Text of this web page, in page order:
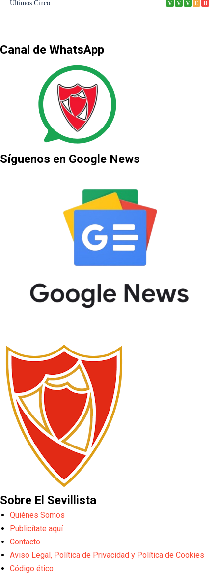
Canal de WhatsApp
Síguenos en Google News
Sobre El Sevillista
Quiénes Somos
Publicítate aquí
Contacto
Aviso Legal, Política de Privacidad y Política de Cookies
Código ético